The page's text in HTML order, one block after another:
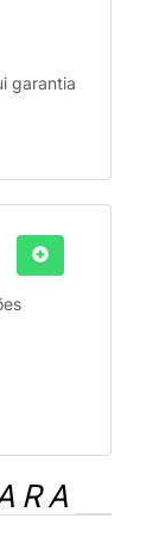
garantia